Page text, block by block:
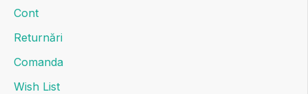
Cont
Returnări
Comanda
Wish List